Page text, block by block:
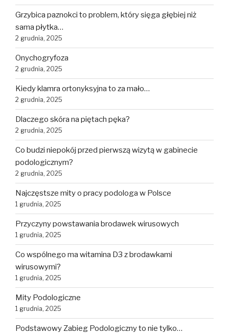
Grzybica paznokci to problem, który sięga głębiej niż
sama płytka…
2 grudnia, 2025
Onychogryfoza
2 grudnia, 2025
Kiedy klamra ortonyksyjna to za mało…
2 grudnia, 2025
Dlaczego skóra na piętach pęka?
2 grudnia, 2025
Co budzi niepokój przed pierwszą wizytą w gabinecie
podologicznym?
2 grudnia, 2025
Najczęstsze mity o pracy podologa w Polsce
1 grudnia, 2025
Przyczyny powstawania brodawek wirusowych
1 grudnia, 2025
Co wspólnego ma witamina D3 z brodawkami
wirusowymi?
1 grudnia, 2025
Mity Podologiczne
1 grudnia, 2025
Podstawowy Zabieg Podologiczny to nie tylko…